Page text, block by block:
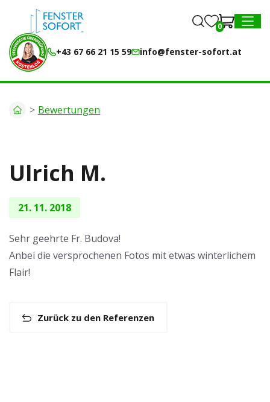
MENU
+43 67 66 21 15 59 info@fenster-sofort.at
0
Bewertungen
Ulrich M.
21. 11. 2018
Sehr geehrte Fr. Budova!
Anbei die versprochenen Fotos mit etwas winterlichem
Flair!
Zurück zu den Referenzen